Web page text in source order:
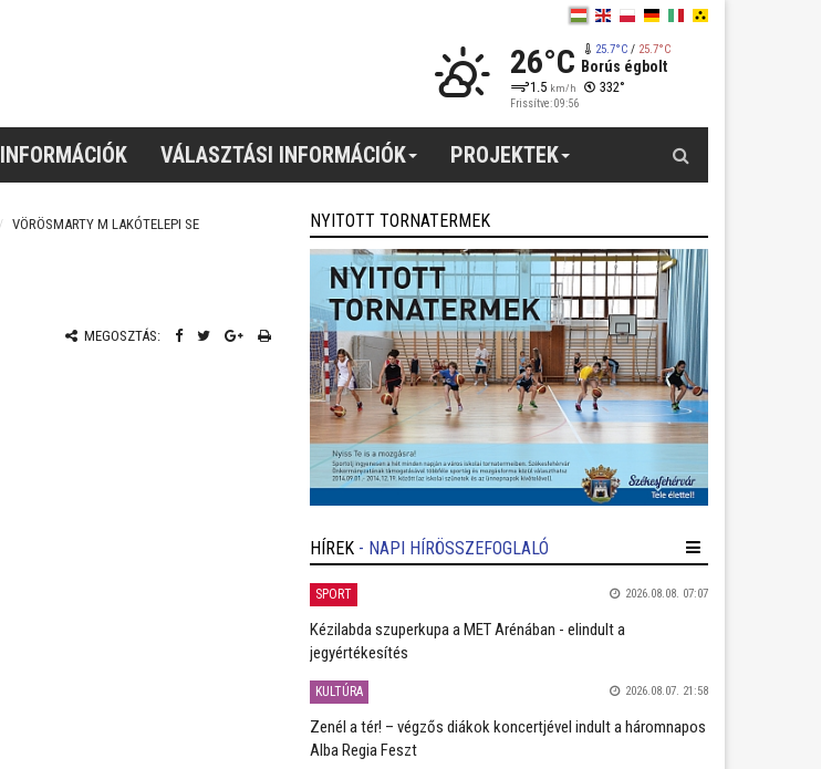
26°C 25.7°C/ 25.7°C
Borús égbolt
1.5 km/h 332°
Frissítve: 09:56
INFORMÁCIÓK VÁLASZTÁSI INFORMÁCIÓK PROJEKTEK
VÖRÖSMARTY M LAKÓTELEPI SE
MEGOSZTÁS:
NYITOTT TORNATERMEK
HÍREK - NAPI HÍRÖSSZEFOGLALÓ
SPORT 2026.08.08. 07:07
Kézilabda szuperkupa a MET Arénában - elindult a
jegyértékesítés
KULTÚRA 2026.08.07. 21:58
Zenél a tér! – végzős diákok koncertjével indult a háromnapos
Alba Regia Feszt